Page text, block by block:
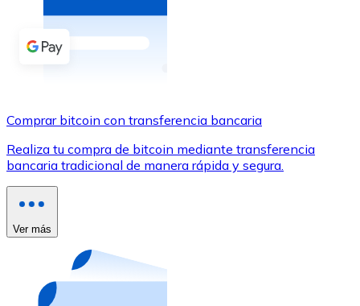
Transferencia SEPA
Añade fondos a tu cuenta Bitnovo o realiza compras
Utiliza tarjetas Visa y Mastercard para comprar
Comprar con tarjeta
Tienda - Tarjetas regalo
Compra tarjetas regalo de tus marcas favoritas con
Ir a la tienda de tarjetas regalo
Comprar bitcoin con transferencia bancaria
Realiza tu compra de bitcoin mediante transferencia
bancaria tradicional de manera rápida y segura.
Ver más